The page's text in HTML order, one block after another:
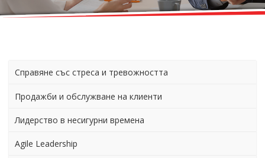
Справяне със стреса и тревожността
Продажби и обслужване на клиенти
Лидерство в несигурни времена
Agile Leadership